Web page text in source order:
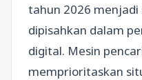
tahun 2026
dipisahkan dalam
digital. Mesin
memprioritaskan